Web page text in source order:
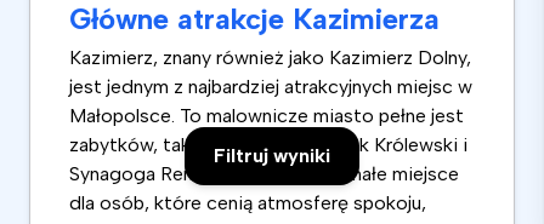
Filtruj wyniki
Główne atrakcje Kazimierza
Kazimierz, znany również jako Kazimierz Dolny,
jest jednym z najbardziej atrakcyjnych miejsc w
Małopolsce. To malownicze miasto pełne jest
zabytków, takich jak Rynek, Zamek Królewski i
Synagoga Remuh. Jest to doskonałe miejsce
dla osób, które cenią atmosferę spokoju,